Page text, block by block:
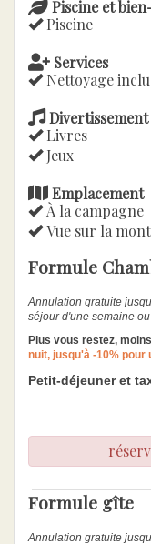
Piscine et
Piscine
Services
Nettoyage
Divertissement
Livres
Jeux
Emplacement
À la campagne
Vue sur la
Formule
Annulation gratuite
séjour d'une semaine
Plus vous restez,
nuit, jusqu'à -10% pour
Petit-déjeuner et
Formule gîte
Annulation gratuite